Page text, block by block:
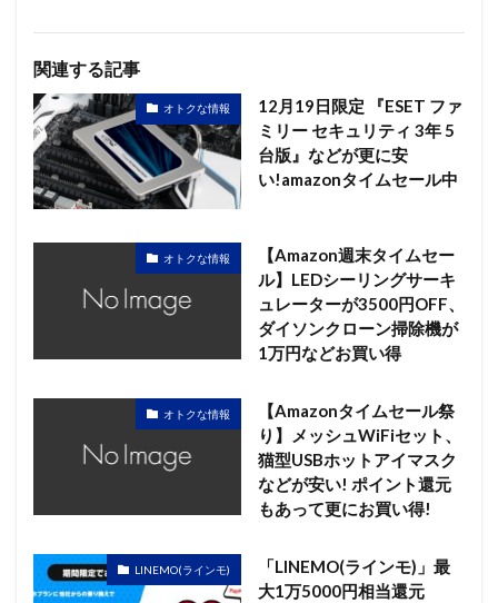
関連する記事
オトクな情報
12月19日限定 『ESET ファ
ミリー セキュリティ 3年 5
台版』などが更に安
い!amazonタイムセール中
オトクな情報
【Amazon週末タイムセー
ル】LEDシーリングサーキ
ュレーターが3500円OFF、
ダイソンクローン掃除機が
1万円などお買い得
オトクな情報
【Amazonタイムセール祭
り】メッシュWiFiセット、
猫型USBホットアイマスク
などが安い! ポイント還元
もあって更にお買い得!
LINEMO(ラインモ)
「LINEMO(ラインモ)」最
大1万5000円相当還元